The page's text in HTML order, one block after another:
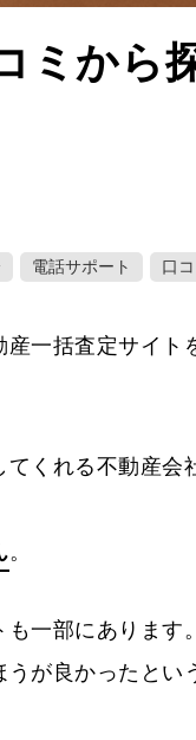
ミから
電話サポート 口コ
一括査定サイト
くれる不動産会
。
一部にあります
が良かったとい